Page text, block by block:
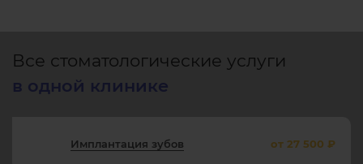
Все стоматологические услуги
в одной клинике
Имплантация зубов от 27 500 ₽